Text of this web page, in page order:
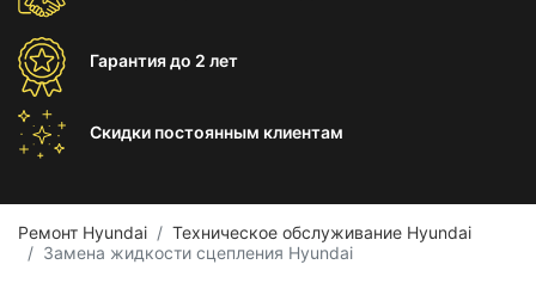
Гарантиядо 2 лет
Скидки постоянным клиентам
Ремонт Hyundai
Техническое обслуживание Hyundai
Замена жидкости сцепления Hyundai